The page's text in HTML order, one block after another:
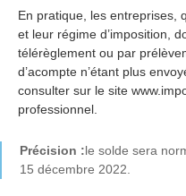
En pratique, les entreprises,
et leur régime d’imposition,
télérèglement ou par
d’acompte n’étant plus
consulter sur le site
professionnel.
Précision :le solde sera
15 décembre 2022.